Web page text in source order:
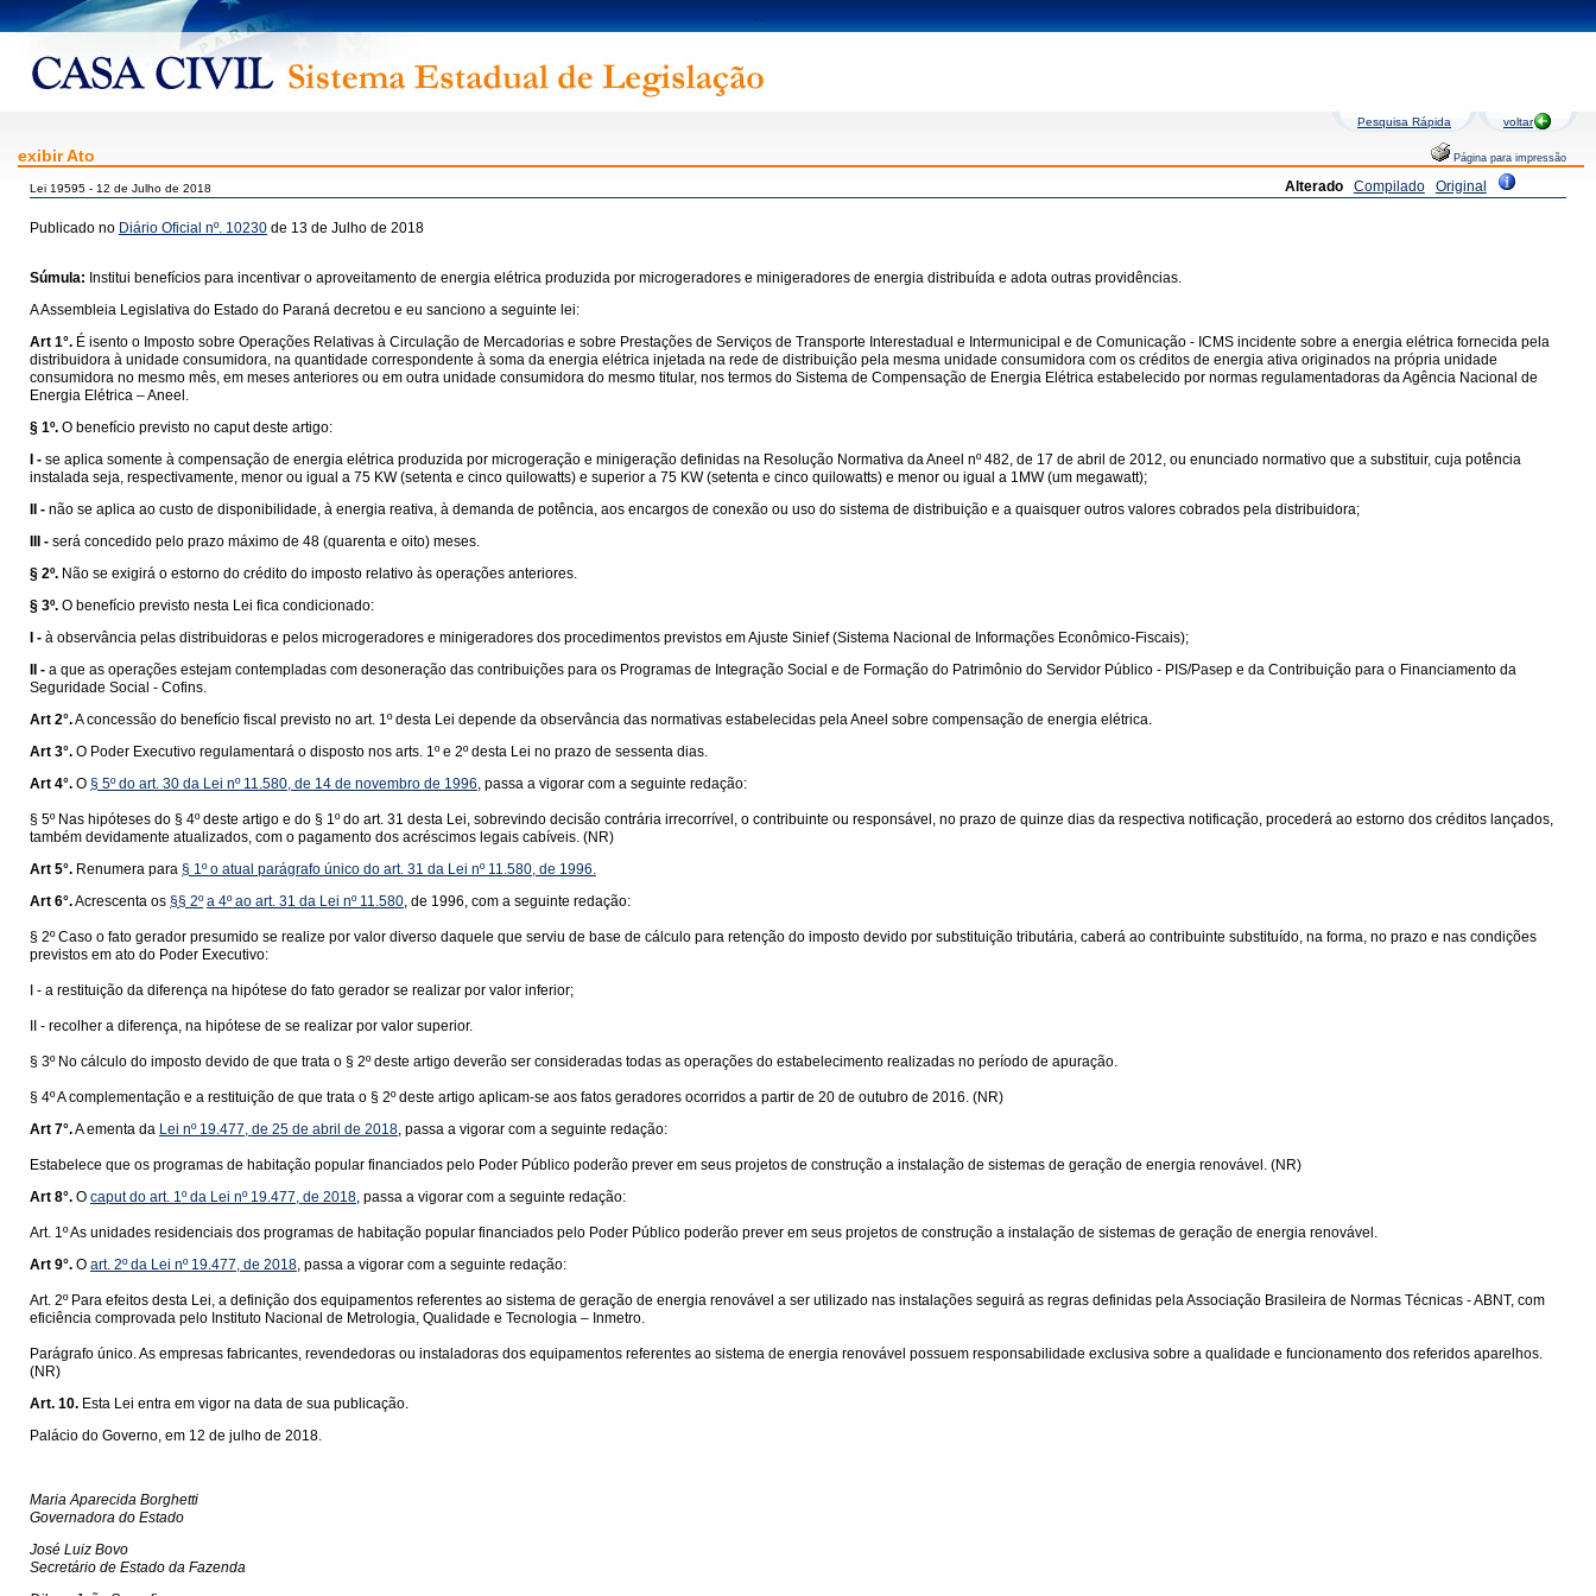
Pesquisa Rápida voltar
exibir Ato Página para impressão
Alterado Compilado Original
Lei 19595 - 12 de Julho de 2018
Publicado no Diário Oficial nº. 10230 de 13 de Julho de 2018
Súmula: Institui benefícios para incentivar o aproveitamento de energia elétrica produzida por microgeradores e minigeradores de energia distribuída e adota outras providências.
A Assembleia Legislativa do Estado do Paraná decretou e eu sanciono a seguinte lei:
Art 1°. É isento o Imposto sobre Operações Relativas à Circulação de Mercadorias e sobre Prestações de Serviços de Transporte Interestadual e Intermunicipal e de Comunicação - ICMS incidente sobre a energia elétrica fornecida pela
distribuidora à unidade consumidora, na quantidade correspondente à soma da energia elétrica injetada na rede de distribuição pela mesma unidade consumidora com os créditos de energia ativa originados na própria unidade
consumidora no mesmo mês, em meses anteriores ou em outra unidade consumidora do mesmo titular, nos termos do Sistema de Compensação de Energia Elétrica estabelecido por normas regulamentadoras da Agência Nacional de
Energia Elétrica – Aneel.
§ 1º. O benefício previsto no caput deste artigo:
I - se aplica somente à compensação de energia elétrica produzida por microgeração e minigeração definidas na Resolução Normativa da Aneel nº 482, de 17 de abril de 2012, ou enunciado normativo que a substituir, cuja potência
instalada seja, respectivamente, menor ou igual a 75 KW (setenta e cinco quilowatts) e superior a 75 KW (setenta e cinco quilowatts) e menor ou igual a 1MW (um megawatt);
II - não se aplica ao custo de disponibilidade, à energia reativa, à demanda de potência, aos encargos de conexão ou uso do sistema de distribuição e a quaisquer outros valores cobrados pela distribuidora;
III - será concedido pelo prazo máximo de 48 (quarenta e oito) meses.
§ 2º. Não se exigirá o estorno do crédito do imposto relativo às operações anteriores.
§ 3º. O benefício previsto nesta Lei fica condicionado:
I - à observância pelas distribuidoras e pelos microgeradores e minigeradores dos procedimentos previstos em Ajuste Sinief (Sistema Nacional de Informações Econômico-Fiscais);
II - a que as operações estejam contempladas com desoneração das contribuições para os Programas de Integração Social e de Formação do Patrimônio do Servidor Público - PIS/Pasep e da Contribuição para o Financiamento da
Seguridade Social - Cofins.
Art 2°.A concessão do benefício fiscal previsto no art. 1º desta Lei depende da observância das normativas estabelecidas pela Aneel sobre compensação de energia elétrica.
Art 3°. O Poder Executivo regulamentará o disposto nos arts. 1º e 2º desta Lei no prazo de sessenta dias.
Art 4°. O § 5º do art. 30 da Lei nº 11.580, de 14 de novembro de 1996, passa a vigorar com a seguinte redação:
§ 5º Nas hipóteses do § 4º deste artigo e do § 1º do art. 31 desta Lei, sobrevindo decisão contrária irrecorrível, o contribuinte ou responsável, no prazo de quinze dias da respectiva notificação, procederá ao estorno dos créditos lançados,
também devidamente atualizados, com o pagamento dos acréscimos legais cabíveis. (NR)
Art 5°. Renumera para § 1º o atual parágrafo único do art. 31 da Lei nº 11.580, de 1996.
Art 6°.Acrescenta os §§ 2º a 4º ao art. 31 da Lei nº 11.580, de 1996, com a seguinte redação:
§ 2º Caso o fato gerador presumido se realize por valor diverso daquele que serviu de base de cálculo para retenção do imposto devido por substituição tributária, caberá ao contribuinte substituído, na forma, no prazo e nas condições
previstos em ato do Poder Executivo:
I - a restituição da diferença na hipótese do fato gerador se realizar por valor inferior;
II - recolher a diferença, na hipótese de se realizar por valor superior.
§ 3º No cálculo do imposto devido de que trata o § 2º deste artigo deverão ser consideradas todas as operações do estabelecimento realizadas no período de apuração.
§ 4º A complementação e a restituição de que trata o § 2º deste artigo aplicam-se aos fatos geradores ocorridos a partir de 20 de outubro de 2016. (NR)
Art 7°.A ementa da Lei nº 19.477, de 25 de abril de 2018, passa a vigorar com a seguinte redação:
Estabelece que os programas de habitação popular financiados pelo Poder Público poderão prever em seus projetos de construção a instalação de sistemas de geração de energia renovável. (NR)
Art 8°. O caput do art. 1º da Lei nº 19.477, de 2018, passa a vigorar com a seguinte redação:
Art. 1º As unidades residenciais dos programas de habitação popular financiados pelo Poder Público poderão prever em seus projetos de construção a instalação de sistemas de geração de energia renovável.
Art 9°. O art. 2º da Lei nº 19.477, de 2018, passa a vigorar com a seguinte redação:
Art. 2º Para efeitos desta Lei, a definição dos equipamentos referentes ao sistema de geração de energia renovável a ser utilizado nas instalações seguirá as regras definidas pela Associação Brasileira de Normas Técnicas - ABNT, com
eficiência comprovada pelo Instituto Nacional de Metrologia, Qualidade e Tecnologia – Inmetro.
Parágrafo único. As empresas fabricantes, revendedoras ou instaladoras dos equipamentos referentes ao sistema de energia renovável possuem responsabilidade exclusiva sobre a qualidade e funcionamento dos referidos aparelhos.
(NR)
Art. 10. Esta Lei entra em vigor na data de sua publicação.
Palácio do Governo, em 12 de julho de 2018.
Maria Aparecida Borghetti
Governadora do Estado
José Luiz Bovo
Secretário de Estado da Fazenda